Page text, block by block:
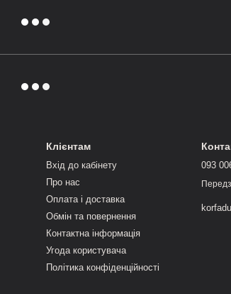
Клієнтам
Вхід до кабінету
Про нас
Оплата і доставка
Обмін та повернення
Контактна інформація
Угода користувача
Політика конфіденційності
093